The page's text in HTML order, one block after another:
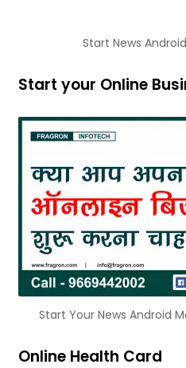
Start News
Start your Online
Start Your News Android
Online Health Card